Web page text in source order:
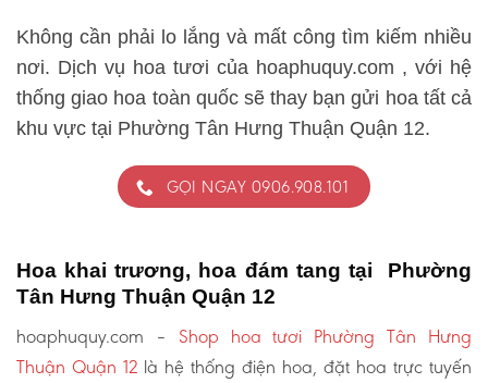
Không cần phải lo lắng và mất công tìm kiếm nhiều
nơi. Dịch vụ hoa tươi của hoaphuquy.com , với hệ
thống giao hoa toàn quốc sẽ thay bạn gửi hoa tất cả
khu vực tại Phường Tân Hưng Thuận Quận 12.
GỌI NGAY 0906.908.101
Hoa khai trương, hoa đám tang tại Phường
Tân Hưng Thuận Quận 12
hoaphuquy.com – Shop hoa tươi Phường Tân Hưng
Thuận Quận 12 là hệ thống điện hoa, đặt hoa trực tuyến